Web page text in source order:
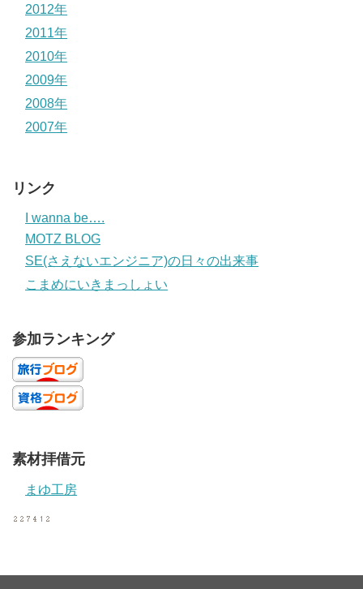
2012年
2011年
2010年
2009年
2008年
2007年
リンク
I wanna be….
MOTZ BLOG
SE(さえないエンジニア)の日々の出来事
こまめにいきまっしょい
参加ランキング
素材拝借元
まゆ工房